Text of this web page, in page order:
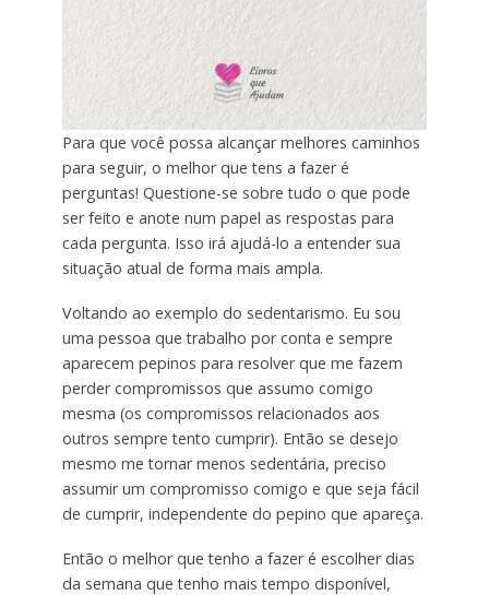
Para que você possa alcançar melhores caminhos
para seguir, o melhor que tens a fazer é
perguntas! Questione-se sobre tudo o que pode
ser feito e anote num papel as respostas para
cada pergunta. Isso irá ajudá-lo a entender sua
situação atual de forma mais ampla.
Voltando ao exemplo do sedentarismo. Eu sou
uma pessoa que trabalho por conta e sempre
aparecem pepinos para resolver que me fazem
perder compromissos que assumo comigo
mesma (os compromissos relacionados aos
outros sempre tento cumprir). Então se desejo
mesmo me tornar menos sedentária, preciso
assumir um compromisso comigo e que seja fácil
de cumprir, independente do pepino que apareça.
Então o melhor que tenho a fazer é escolher dias
da semana que tenho mais tempo disponível,